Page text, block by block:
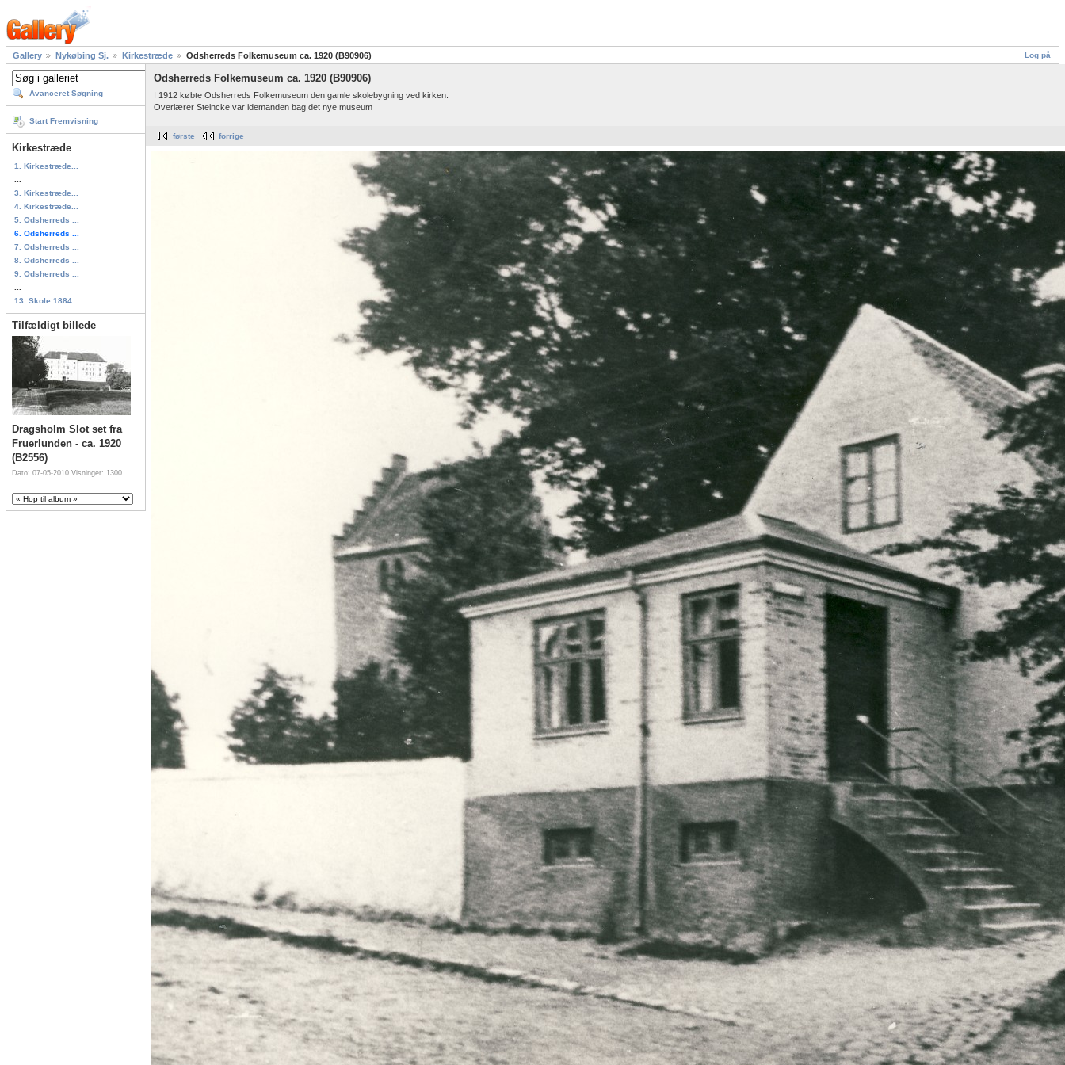
Log på
Gallery Nykøbing Sj. Kirkestræde Odsherreds Folkemuseum ca. 1920 (B90906)
Avanceret Søgning
Start Fremvisning
Kirkestræde
1. Kirkestræde...
3. Kirkestræde...
4. Kirkestræde...
5. Odsherreds ...
6. Odsherreds ...
7. Odsherreds ...
8. Odsherreds ...
9. Odsherreds ...
13. Skole 1884 ...
Tilfældigt billede
Dragsholm Slot set fra
Fruerlunden - ca. 1920
(B2556)
Dato: 07-05-2010 Visninger: 1300
Odsherreds Folkemuseum ca. 1920 (B90906)
I 1912 købte Odsherreds Folkemuseum den gamle skolebygning ved kirken.
Overlærer Steincke var idemanden bag det nye museum
første forrige